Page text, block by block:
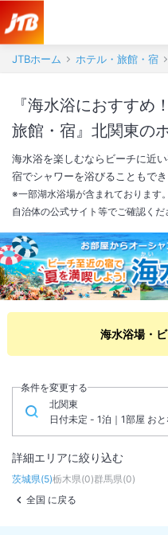
JTBホーム ホテル・旅館・宿
『海水浴におすすめ
旅館・宿』北関東の
海水浴を楽しむならビーチに近
宿でシャワーを浴びることもでき
※一部湖水浴場が含まれております
自治体の公式サイト等でご確認くだ
海水浴場・
条件を変更する
北関東
日付未定 - 1泊｜1部屋 お
詳細エリアに絞り込む
茨城県(5)栃木県(0)群馬県(0)
全国 に戻る